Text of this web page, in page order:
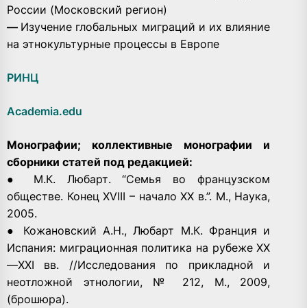
России (Московский регион)
— Изучение глобальных миграций и их влияние
на этнокультурные процессы в Европе
РИНЦ
Academia.edu
Монографии; коллективные монографии и
сборники статей под редакцией:
● М.К. Любарт. “Семья во французском
обществе. Конец XVIII – начало ХХ в.”. М., Наука,
2005.
● Кожановский А.Н., Любарт М.К. Франция и
Испания: миграционная политика на рубеже XX
—XXI вв. //Исследования по прикладной и
неотложной этнологии, № 212, М., 2009,
(брошюра).